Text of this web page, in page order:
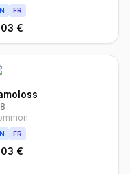
FR
€
FR
€